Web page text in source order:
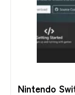
Nintendo